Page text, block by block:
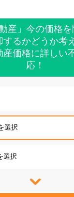
産」今の価格
るかどうか考
産価格に詳しい
応！